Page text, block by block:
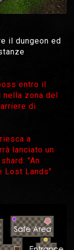
il dungeon ed
entro il
zona del
di
a
lanciato un
"An
Lost Lands"